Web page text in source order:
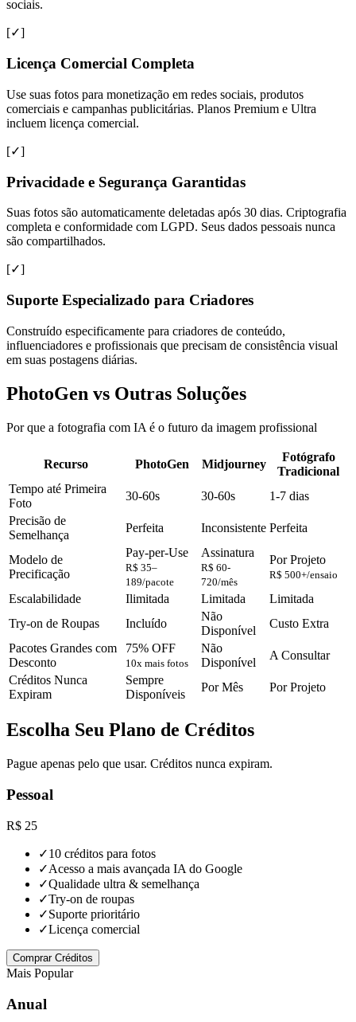
sociais.
[✓]
Licença Comercial Completa
Use suas fotos para monetização em redes sociais, produtos
comerciais e campanhas publicitárias. Planos Premium e Ultra
incluem licença comercial.
[✓]
Privacidade e Segurança Garantidas
Suas fotos são automaticamente deletadas após 30 dias. Criptografia
completa e conformidade com LGPD. Seus dados pessoais nunca
são compartilhados.
[✓]
Suporte Especializado para Criadores
Construído especificamente para criadores de conteúdo,
influenciadores e profissionais que precisam de consistência visual
em suas postagens diárias.
PhotoGen vs Outras Soluções
Por que a fotografia com IA é o futuro da imagem profissional
Recurso PhotoGen Midjourney
Fotógrafo
Tradicional
Tempo até Primeira
Foto
30-60s 30-60s
1-7 dias
Precisão de
Semelhança
Perfeita Inconsistente Perfeita
Modelo de
Precificação
Pay-per-Use
R$ 35–
189/pacote
Assinatura
R$ 60-
720/mês
Por Projeto
R$ 500+/ensaio
Escalabilidade Ilimitada Limitada
Limitada
Try-on de Roupas
Incluído
Não
Disponível
Custo Extra
Pacotes Grandes com
Desconto
75% OFF
10x mais fotos
Não
Disponível
A Consultar
Créditos Nunca
Expiram
Sempre
Disponíveis
Por Mês Por Projeto
Escolha Seu Plano de Créditos
Pague apenas pelo que usar. Créditos nunca expiram.
Pessoal
R$ 25
✓10 créditos para fotos
✓Acesso a mais avançada IA do Google
✓Qualidade ultra & semelhança
✓Try-on de roupas
✓Suporte prioritário
✓Licença comercial
Comprar Créditos
Mais Popular
Anual